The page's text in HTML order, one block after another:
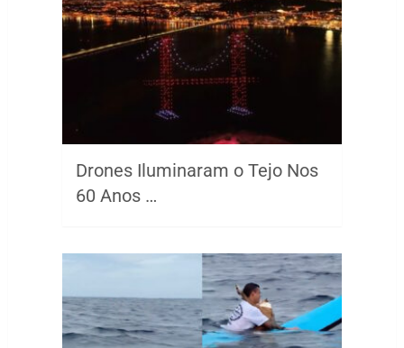
Drones Iluminaram o Tejo Nos
60 Anos …